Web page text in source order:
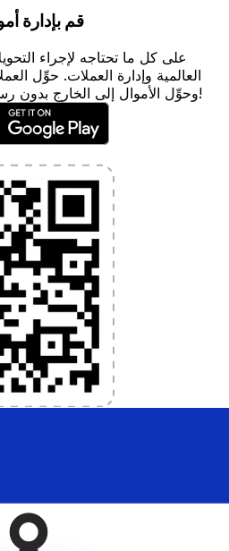
قم بإدارة
العالمية وإدارة العملات. حوِّل
وحوِّل الأموال إلى الخارج بدون رسوم خفية. قم بالتحميل اليوم!